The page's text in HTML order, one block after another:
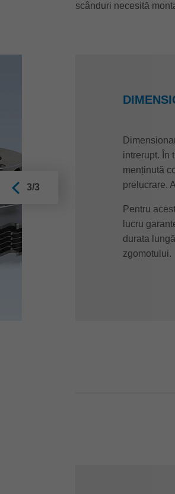
scânduri necesită
intrerupt. În
menținută
prelucrare.
Pentru
lucru
durata
zgomotului.
3/3